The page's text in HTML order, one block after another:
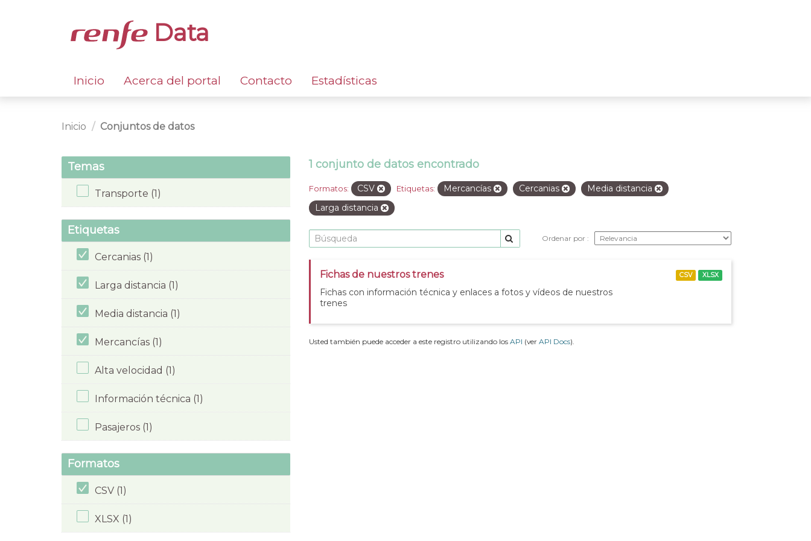
Data
Inicio Acerca del portal Contacto Estadísticas
Inicio Conjuntos de datos
Temas
Transporte (1)
Etiquetas
Cercanias (1)
Larga distancia (1)
Media distancia (1)
Mercancías (1)
Alta velocidad (1)
Información técnica (1)
Pasajeros (1)
Formatos
CSV (1)
XLSX (1)
1 conjunto de datos encontrado
Formatos: CSV Etiquetas: Mercancías Cercanias
Media distancia
Larga distancia
Ordenar por
Fichas de nuestros trenes
Fichas con información técnica y enlaces a fotos y vídeos de nuestros
trenes
CSV XLSX
Usted también puede acceder a este registro utilizando los API (ver API Docs).